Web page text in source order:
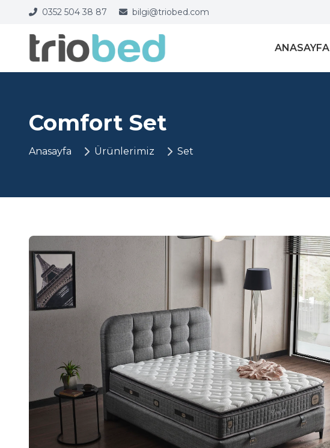
0352 504 38 87 bilgi@triobed.com
ANASAYFA
Comfort Set
Anasayfa Ürünlerimiz Set